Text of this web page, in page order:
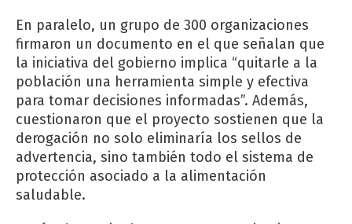
En paralelo, un grupo de 300 organizaciones
firmaron un documento en el que señalan que
la iniciativa del gobierno implica “quitarle a la
población una herramienta simple y efectiva
para tomar decisiones informadas”. Además,
cuestionaron que el proyecto sostienen que la
derogación no solo eliminaría los sellos de
advertencia, sino también todo el sistema de
protección asociado a la alimentación
saludable.